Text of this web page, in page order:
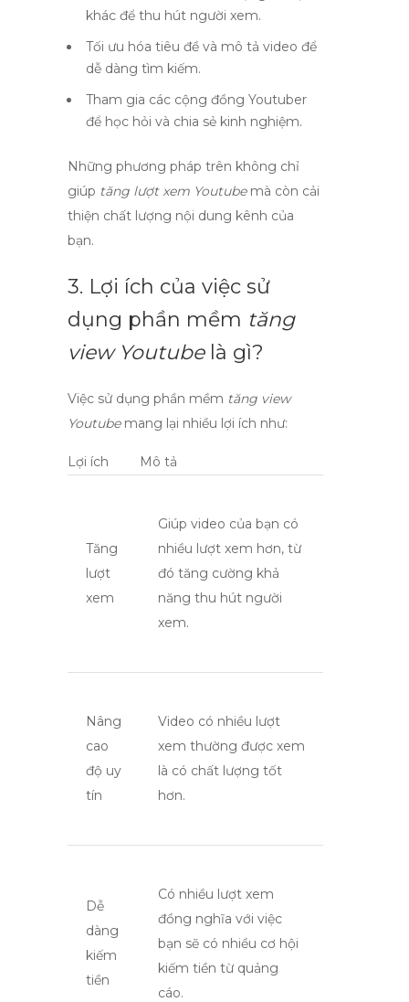
khác để thu hút người xem.
Tối ưu hóa tiêu đề và mô tả video để
dễ dàng tìm kiếm.
Tham gia các cộng đồng Youtuber
để học hỏi và chia sẻ kinh nghiệm.
Những phương pháp trên không chỉ
giúp tăng lượt xem Youtubemà còn cải
thiện chất lượng nội dung kênh của
bạn.
3. Lợi ích của việc sử
dụng phần mềm tăng
view Youtubelà gì?
Việc sử dụng phần mềm tăng view
Youtubemang lại nhiều lợi ích như:
Lợi ích Mô tả
Tăng
lượt
xem
Giúp video của bạn có
nhiều lượt xem hơn, từ
đó tăng cường khả
năng thu hút người
xem.
Nâng
cao
độ uy
tín
Video có nhiều lượt
xem thường được xem
là có chất lượng tốt
hơn.
Dễ
dàng
kiếm
tiền
Có nhiều lượt xem
đồng nghĩa với việc
bạn sẽ có nhiều cơ hội
kiếm tiền từ quảng
cáo.